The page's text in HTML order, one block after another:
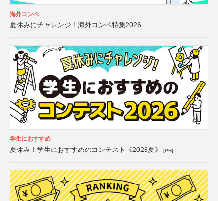
海外コンペ
夏休みにチャレンジ！海外コンペ特集2026
学生におすすめ
夏休み！学生におすすめのコンテスト《2026夏》 [PR]